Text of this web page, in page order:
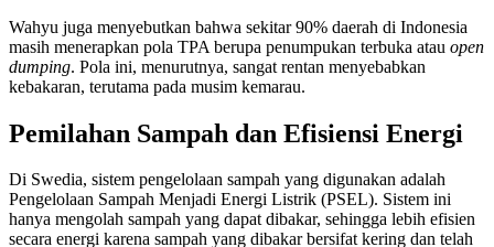
Wahyu juga menyebutkan bahwa sekitar 90% daerah di Indonesia
masih menerapkan pola TPA berupa penumpukan terbuka atau open
dumping. Pola ini, menurutnya, sangat rentan menyebabkan
kebakaran, terutama pada musim kemarau.
Pemilahan Sampah dan Efisiensi Energi
Di Swedia, sistem pengelolaan sampah yang digunakan adalah
Pengelolaan Sampah Menjadi Energi Listrik (PSEL). Sistem ini
hanya mengolah sampah yang dapat dibakar, sehingga lebih efisien
secara energi karena sampah yang dibakar bersifat kering dan telah